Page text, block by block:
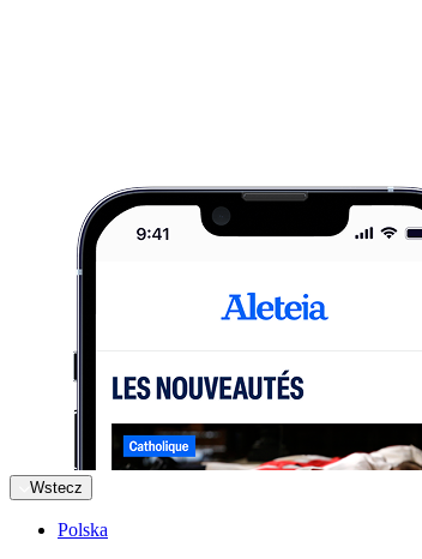
Wstecz
Polska